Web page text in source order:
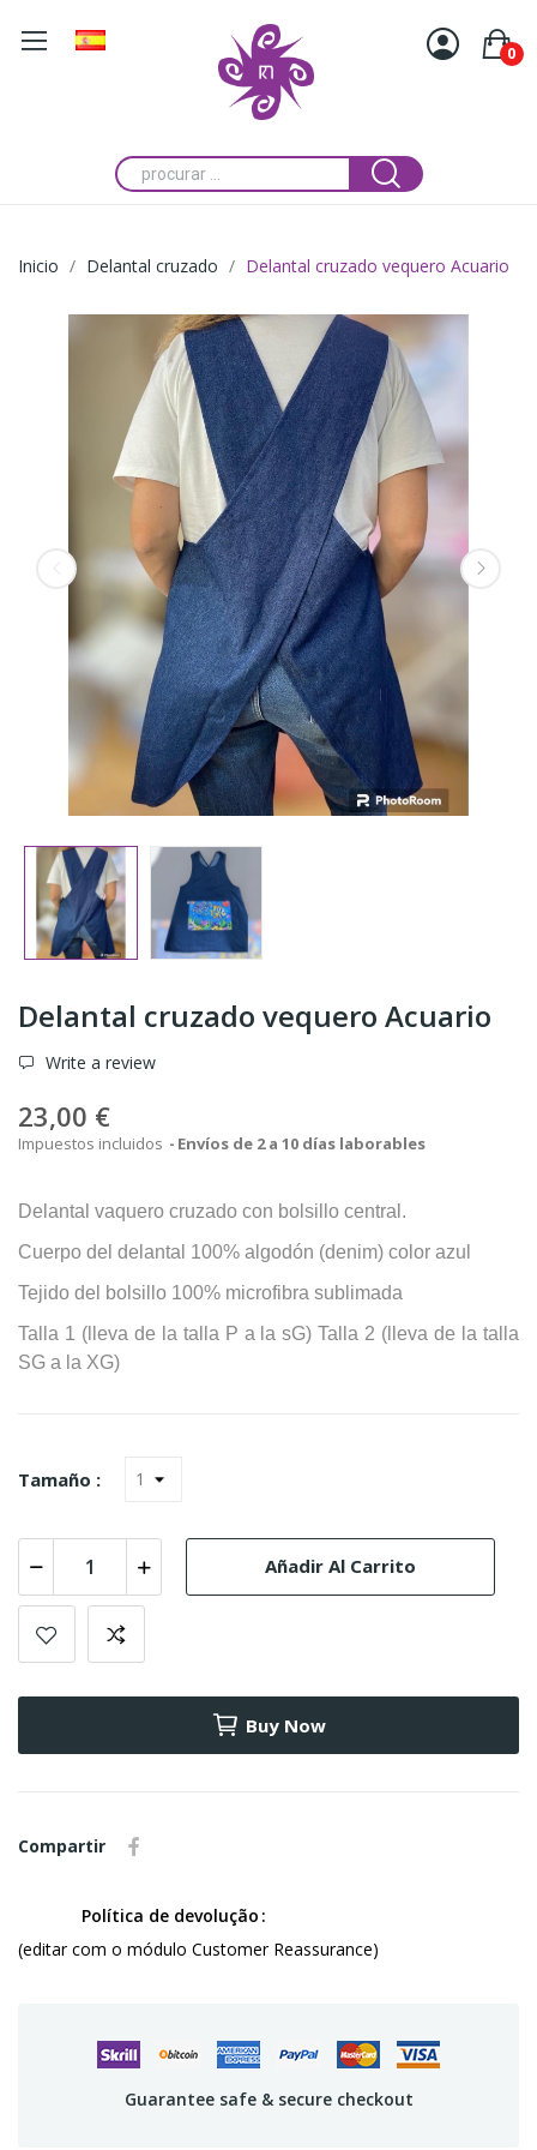
0
Inicio Delantal cruzado Delantal cruzado vequero Acuario
Delantal cruzado vequero Acuario
Write a review
23,00 €
Impuestos incluidos Envíos de 2 a 10 días laborables
Delantal vaquero cruzado con bolsillo central.
Cuerpo del delantal 100% algodón (denim) color azul
Tejido del bolsillo 100% microfibra sublimada
Talla 1 (lleva de la talla P a la sG) Talla 2 (lleva de la talla
SG a la XG)
Tamaño :
Añadir Al Carrito
Buy Now
Compartir
Política de devolução
(editar com o módulo Customer Reassurance)
Guarantee safe & secure checkout